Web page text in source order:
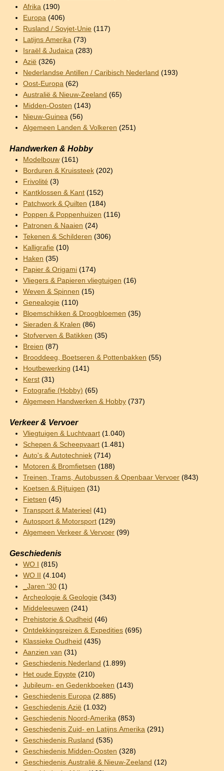
Afrika (190)
Europa (406)
Rusland / Sovjet-Unie (117)
Latijns Amerika (73)
Israël & Judaica (283)
Azië (326)
Nederlandse Antillen / Caribisch Nederland (193)
Oost-Europa (62)
Australië & Nieuw-Zeeland (65)
Midden-Oosten (143)
Nieuw-Guinea (56)
Algemeen Landen & Volkeren (251)
Handwerken & Hobby
Modelbouw (161)
Borduren & Kruissteek (202)
Frivolité (3)
Kantklossen & Kant (152)
Patchwork & Quilten (184)
Poppen & Poppenhuizen (116)
Patronen & Naaien (24)
Tekenen & Schilderen (306)
Kalligrafie (10)
Haken (35)
Papier & Origami (174)
Vliegers & Papieren vliegtuigen (16)
Weven & Spinnen (15)
Genealogie (110)
Bloemschikken & Droogbloemen (35)
Sieraden & Kralen (86)
Stofverven & Batikken (35)
Breien (87)
Brooddeeg, Boetseren & Pottenbakken (55)
Houtbewerking (141)
Kerst (31)
Fotografie (Hobby) (65)
Algemeen Handwerken & Hobby (737)
Verkeer & Vervoer
Vliegtuigen & Luchtvaart (1.040)
Schepen & Scheepvaart (1.481)
Auto's & Autotechniek (714)
Motoren & Bromfietsen (188)
Treinen, Trams, Autobussen & Openbaar Vervoer (843)
Koetsen & Rijtuigen (31)
Fietsen (45)
Transport & Materieel (41)
Autosport & Motorsport (129)
Algemeen Verkeer & Vervoer (99)
Geschiedenis
WO I (815)
WO II (4.104)
_Jaren '30 (1)
Archeologie & Geologie (343)
Middeleeuwen (241)
Prehistorie & Oudheid (46)
Ontdekkingsreizen & Expedities (695)
Klassieke Oudheid (435)
Aanzien van (31)
Geschiedenis Nederland (1.899)
Het oude Egypte (210)
Jubileum- en Gedenkboeken (143)
Geschiedenis Europa (2.885)
Geschiedenis Azië (1.032)
Geschiedenis Noord-Amerika (853)
Geschiedenis Zuid- en Latijns Amerika (291)
Geschiedenis Rusland (535)
Geschiedenis Midden-Oosten (328)
Geschiedenis Australië & Nieuw-Zeeland (12)